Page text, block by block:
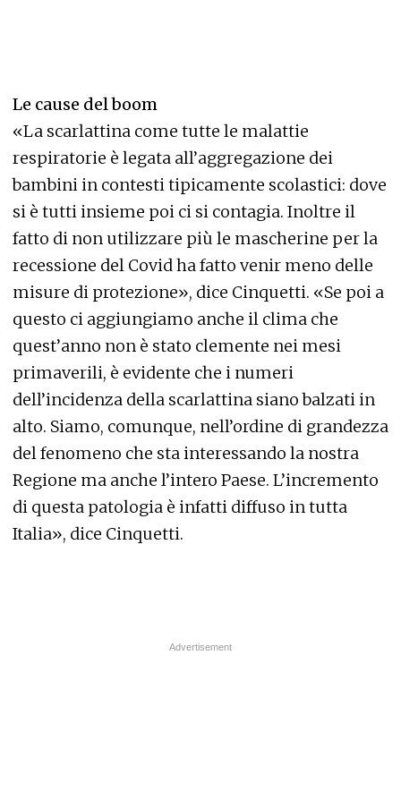
Le cause del boom
«La scarlattina come tutte le malattie
respiratorie è legata all’aggregazione dei
bambini in contesti tipicamente scolastici: dove
si è tutti insieme poi ci si contagia. Inoltre il
fatto di non utilizzare più le mascherine per la
recessione del Covid ha fatto venir meno delle
misure di protezione», dice Cinquetti. «Se poi a
questo ci aggiungiamo anche il clima che
quest’anno non è stato clemente nei mesi
primaverili, è evidente che i numeri
dell’incidenza della scarlattina siano balzati in
alto. Siamo, comunque, nell’ordine di grandezza
del fenomeno che sta interessando la nostra
Regione ma anche l’intero Paese. L’incremento
di questa patologia è infatti diffuso in tutta
Italia», dice Cinquetti.